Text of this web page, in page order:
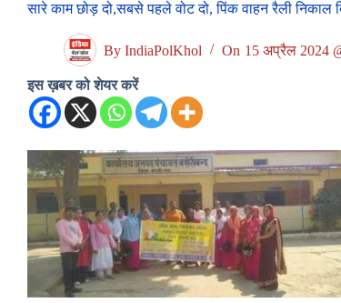
सारे काम छोड़ दो,सबसे पहले वोट दो, पिंक वाहन रैली निकाल
By IndiaPolKhol On 15 अप्रैल 2024
इस ख़बर को शेयर करें